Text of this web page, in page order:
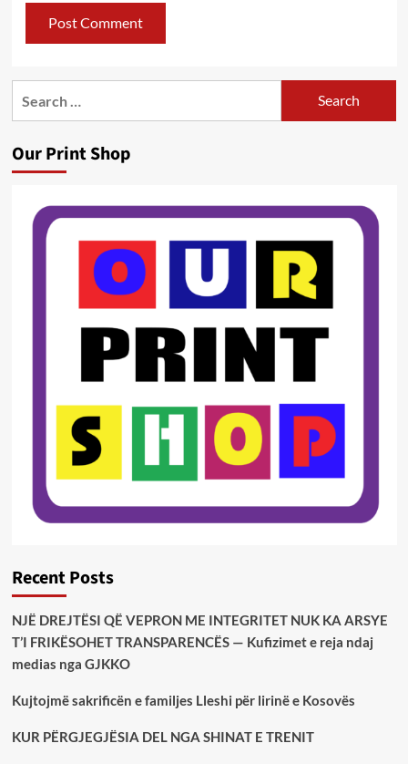
Our Print Shop
Recent Posts
NJË DREJTËSI QË VEPRON ME INTEGRITET NUK KA ARSYE
T’I FRIKËSOHET TRANSPARENCËS — Kufizimet e reja ndaj
medias nga GJKKO
Kujtojmë sakrificën e familjes Lleshi për lirinë e Kosovës
KUR PËRGJEGJËSIA DEL NGA SHINAT E TRENIT